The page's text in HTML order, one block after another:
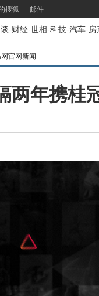
搜狐 邮件
-财经-世相-科技-汽车-房
官网新闻
两年携桂